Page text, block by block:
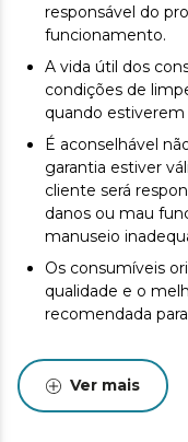
responsável do
funcionamento.
A vida útil dos
condições de
quando
É aconselhável
garantia estiver
cliente será
danos ou mau
manuseio
Os consumíveis
qualidade e o
recomendada
Ver mais